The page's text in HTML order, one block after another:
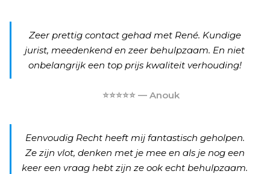
Zeer prettig contact gehad met René. Kundige
jurist, meedenkend en zeer behulpzaam. En niet
onbelangrijk een top prijs kwaliteit verhouding!
⭐⭐⭐⭐⭐ — Anouk
Eenvoudig Recht heeft mij fantastisch geholpen.
Ze zijn vlot, denken met je mee en als je nog een
keer een vraag hebt zijn ze ook echt behulpzaam.